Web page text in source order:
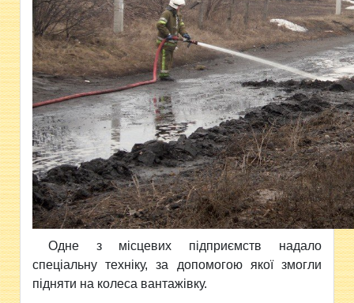
Одне з місцевих підприємств надало
спеціальну техніку, за допомогою якої змогли
підняти на колеса вантажівку.